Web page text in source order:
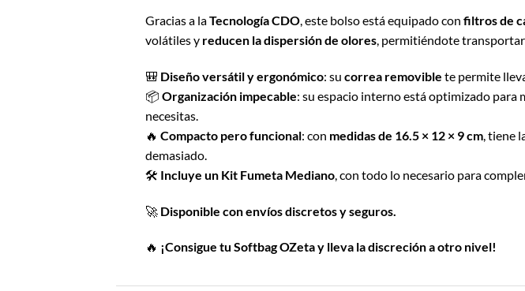
Gracias a laTecnología CDO, este bolso está equipado con filtros de
volátiles y reducen la dispersión de olores, permitiéndote
🎒 Diseño versátil y ergonómico: su correa removible te permite
📦 Organización impecable: su espacio interno está optimizado para
necesitas.
🔥 Compacto pero funcional: con medidas de 16.5 × 12 × 9 cm, tiene
demasiado.
🛠️ Incluye un Kit Fumeta Mediano, con todo lo necesario para
🚀 Disponible con envíos discretos y seguros.
🔥 ¡Consigue tu Softbag OZeta y lleva la discreción a otro nivel!